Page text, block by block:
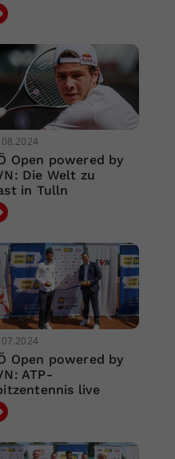
Open powered by
Die Welt zu
in Tulln
Open powered by
ATP-
live